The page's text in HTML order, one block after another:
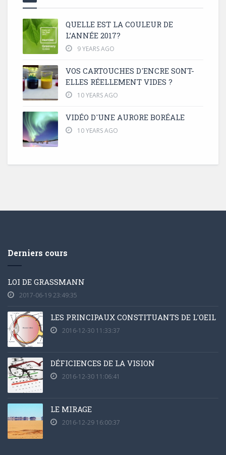
QUELLE EST LA COULEUR DE
L’ANNÉE 2017?
9 YEARS AGO
VOS CARTOUCHES D'ENCRE SONT-
ELLES RÉELLEMENT VIDES ?
10 YEARS AGO
VIDÉO D'UNE AURORE BORÉALE
10 YEARS AGO
Derniers cours
LOI DE GRASSMANN
2017-06-19 23:49:35
LES PRINCIPAUX CONSTITUANTS DE L'OEIL
2016-12-30 11:33:37
DÉFICIENCES DE LA VISION
2016-12-30 11:06:41
LE MIRAGE
2016-12-29 16:00:37